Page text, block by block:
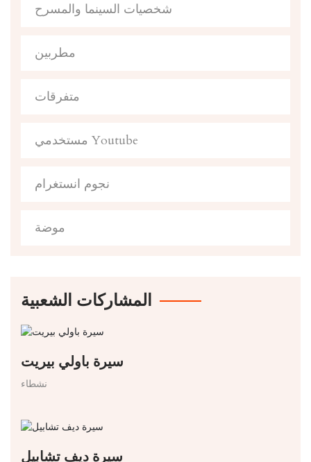
شخصيات السينما والمسرح
مطربين
متفرقات
مستخدمي Youtube
نجوم انستغرام
موضة
المشاركات الشعبية
سيرة باولي بيريت
نشطاء
سيرة ديف تشابيل